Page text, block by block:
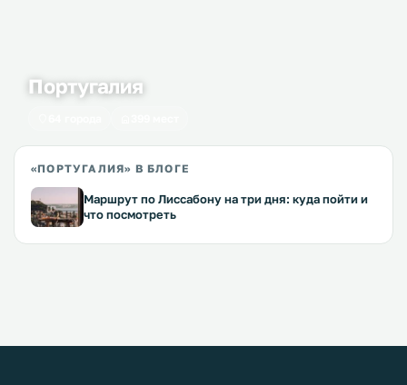
Португалия
«ПОРТУГАЛИЯ» В БЛОГЕ
Маршрут по Лиссабону на три дня: куда пойти и
что посмотреть